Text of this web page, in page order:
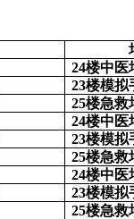
24楼中医
23楼模拟
25楼急救
24楼中医
23楼模拟
25楼急救
24楼中医
23楼模拟
25楼急救